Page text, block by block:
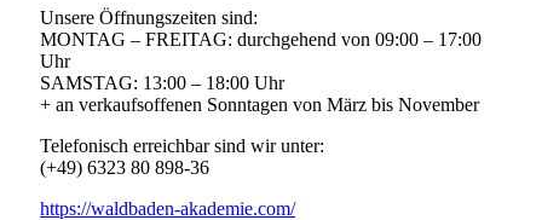
Unsere Öffnungszeiten sind:
MONTAG – FREITAG: durchgehend von 09:00 – 17:00
Uhr
SAMSTAG: 13:00 – 18:00 Uhr
+ an verkaufsoffenen Sonntagen von März bis November
Telefonisch erreichbar sind wir unter:
(+49) 6323 80 898-36
https://waldbaden-akademie.com/